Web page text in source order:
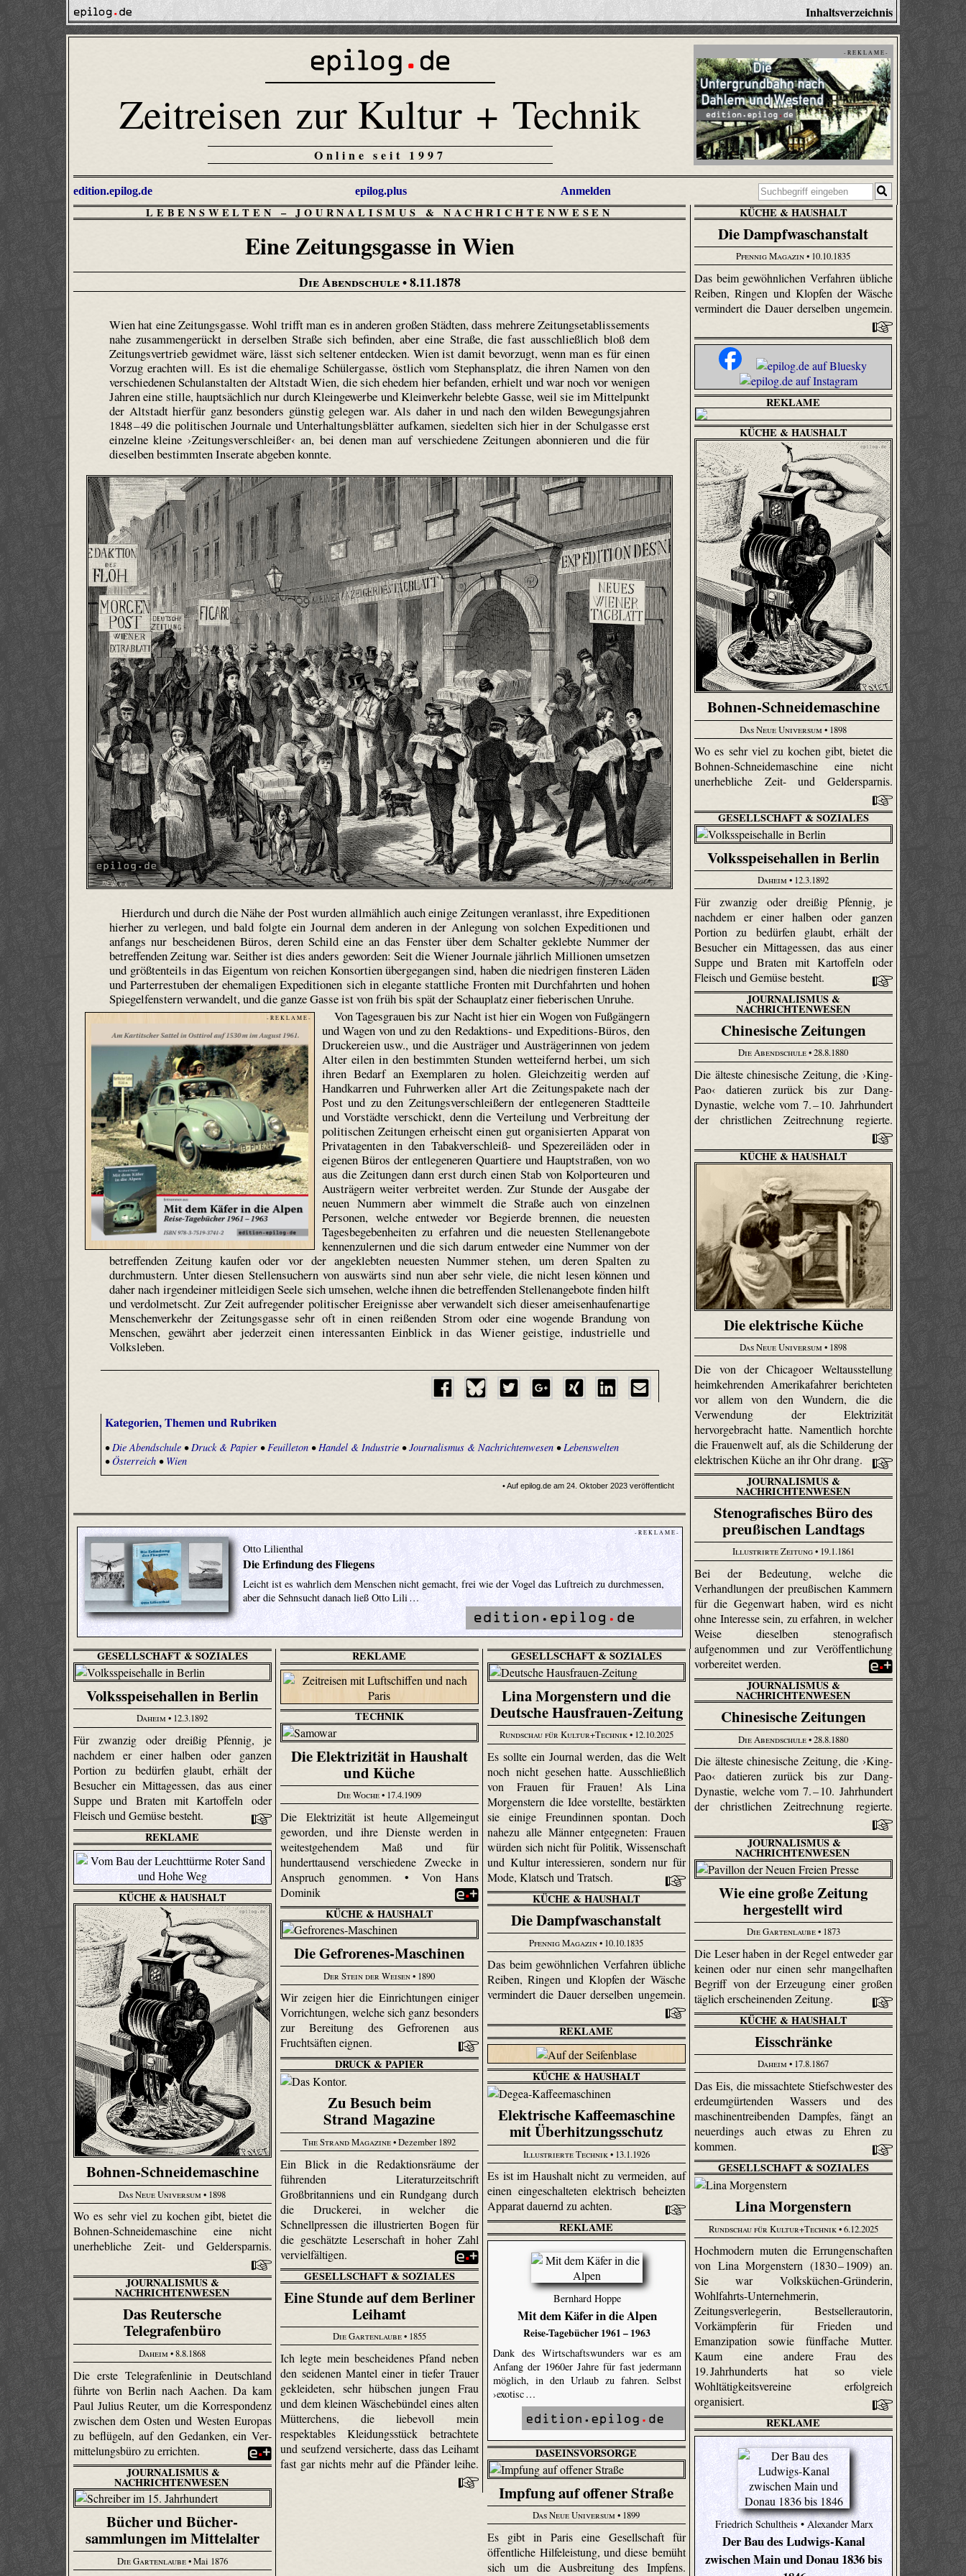
Inhaltsverzeichnis
Zeitreisen zur Kultur + Technik
Online seit 1997
- R E K L A M E -
edition.epilog.de epilog.plus Anmelden
LEBENSWELTEN–JOURNALISMUS & NACHRICHTENWESEN
Eine Zeitungsgasse in Wien
Die Abendschule• 8.11.1878
Wien hat eine Zeitungsgasse. Wohl trifft man es in anderen großen Städten, dass mehrere Zeitungsetablissements
nahe zusammengerückt in derselben Straße sich befinden, aber eine Straße, die fast ausschließlich bloß dem
Zeitungsvertrieb gewidmet wäre, lässt sich seltener entdecken. Wien ist damit bevorzugt, wenn man es für einen
Vorzug erachten will. Es ist die ehemalige Schülergasse, östlich vom Stephansplatz, die ihren Namen von den
verschiedenen Schulanstalten der Altstadt Wien, die sich ehedem hier befanden, erhielt und war noch vor wenigen
Jahren eine stille, hauptsächlich nur durch Kleingewerbe und Kleinverkehr belebte Gasse, weil sie im Mittelpunkt
der Altstadt hierfür ganz besonders günstig gelegen war. Als daher in und nach den wilden Bewegungsjahren
1848 – 49 die politischen Journale und Unterhaltungsblätter aufkamen, siedelten sich hier in der Schulgasse erst
einzelne kleine ›Zeitungsverschleißer‹ an, bei denen man auf verschiedene Zeitungen abonnieren und die für
dieselben bestimmten Inserate abgeben konnte.
Hierdurch und durch die Nähe der Post wurden allmählich auch einige Zeitungen veranlasst, ihre Expeditionen
hierher zu verlegen, und bald folgte ein Journal dem anderen in der Anlegung von solchen Expeditionen und
anfangs nur bescheidenen Büros, deren Schild eine an das Fenster über dem Schalter geklebte Nummer der
betreffenden Zeitung war. Seither ist dies anders geworden: Seit die Wiener Journale jährlich Millionen umsetzen
und größtenteils in das Eigentum von reichen Konsortien übergegangen sind, haben die niedrigen finsteren Läden
und Parterrestuben der ehemaligen Expeditionen sich in elegante stattliche Fronten mit Durchfahrten und hohen
Spiegelfenstern verwandelt, und die ganze Gasse ist von früh bis spät der Schauplatz einer fieberischen Unruhe.
- R E K L A M E -
Von Tagesgrauen bis zur Nacht ist hier ein Wogen von Fußgängern
und Wagen von und zu den Redaktions- und Expeditions-Büros, den
Druckereien usw., und die Austräger und Austrägerinnen von jedem
Alter eilen in den bestimmten Stunden wetteifernd herbei, um sich
ihren Bedarf an Exemplaren zu holen. Gleichzeitig werden auf
Handkarren und Fuhrwerken aller Art die Zeitungspakete nach der
Post und zu den Zeitungsverschleißern der entlegeneren Stadtteile
und Vorstädte verschickt, denn die Verteilung und Verbreitung der
politischen Zeitungen erheischt einen gut organisierten Apparat von
Privatagenten in den Tabakverschleiß- und Spezereiläden oder in
eigenen Büros der entlegeneren Quartiere und Hauptstraßen, von wo
aus die Zeitungen dann erst durch einen Stab von Kolporteuren und
Austrägern weiter verbreitet werden. Zur Stunde der Ausgabe der
neuen Nummern aber wimmelt die Straße auch von einzelnen
Personen, welche entweder vor Begierde brennen, die neuesten
Tagesbegebenheiten zu erfahren und die neuesten Stellenangebote
kennenzulernen und die sich darum entweder eine Nummer von der
betreffenden Zeitung kaufen oder vor der angeklebten neuesten Nummer stehen, um deren Spalten zu
durchmustern. Unter diesen Stellensuchern von auswärts sind nun aber sehr viele, die nicht lesen können und
daher nach irgendeiner mitleidigen Seele sich umsehen, welche ihnen die betreffenden Stellenangebote finden hilft
und verdolmetscht. Zur Zeit aufregender politischer Ereignisse aber verwandelt sich dieser ameisenhaufenartige
Menschenverkehr der Zeitungsgasse sehr oft in einen reißenden Strom oder eine wogende Brandung von
Menschen, gewährt aber jederzeit einen interessanten Einblick in das Wiener geistige, industrielle und
Volksleben.
Kategorien, Themen und Rubriken
•Die Abendschule •Druck & Papier •Feuilleton •Handel & Industrie •Journalismus & Nachrichtenwesen •Lebenswelten
•Österreich • Wien
• Auf epilog.de am 24. Oktober 2023 veröffentlicht
- R E K L A M E -
Otto Lilienthal
Die Erfindung des Fliegens
Leicht ist es wahrlich dem Menschen nicht gemacht, frei wie der Vogel das Luftreich zu durchmessen,
aber die Sehnsucht danach ließ Otto Lili …
KÜCHE & HAUSHALT
Die Dampfwaschanstalt
Pfennig Magazin• 10.10.1835
Das beim gewöhnlichen Verfahren übliche
Reiben, Ringen und Klopfen der Wäsche
vermindert die Dauer derselben ungemein.
REKLAME
KÜCHE & HAUSHALT
Bohnen-Schneidemaschine
Das Neue Universum • 1898
Wo es sehr viel zu kochen gibt, bietet die
Bohnen-Schneidemaschine eine nicht
unerhebliche Zeit- und Geldersparnis.
GESELLSCHAFT & SOZIALES
Volksspeisehallen in Berlin
Daheim• 12.3.1892
Für zwanzig oder dreißig Pfennig, je
nachdem er einer halben oder ganzen
Portion zu bedürfen glaubt, erhält der
Besucher ein Mittagessen, das aus einer
Suppe und Braten mit Kartoffeln oder
Fleisch und Gemüse besteht.
JOURNALISMUS &
NACHRICHTENWESEN
Chinesische Zeitungen
Die Abendschule• 28.8.1880
Die älteste chinesische Zeitung, die ›King-
Pao‹ datieren zurück bis zur Dang-
Dynastie, welche vom 7. – 10. Jahrhundert
der christlichen Zeitrechnung regierte.
KÜCHE & HAUSHALT
Die elektrische Küche
Das Neue Universum • 1898
Die von der Chicagoer Weltausstellung
heimkehrenden Amerikafahrer berichteten
vor allem von den Wundern, die die
Verwendung der Elektrizität
hervorgebracht hatte. Namentlich horchte
die Frauenwelt auf, als die Schilderung der
elektrischen Küche an ihr Ohr drang.
JOURNALISMUS &
NACHRICHTENWESEN
Stenografisches Büro des
preußischen Landtags
Illustrirte Zeitung• 19.1.1861
Bei der Bedeutung, welche die
Verhandlungen der preußischen Kammern
für die Gegenwart haben, wird es nicht
ohne Interesse sein, zu erfahren, in welcher
Weise dieselben stenografisch
aufgenommen und zur Veröffentlichung
vorbereitet werden.
GESELLSCHAFT & SOZIALES
Volksspeisehallen in Berlin
Daheim• 12.3.1892
Für zwanzig oder dreißig Pfennig, je
nachdem er einer halben oder ganzen
Portion zu bedürfen glaubt, erhält der
Besucher ein Mittagessen, das aus einer
Suppe und Braten mit Kartoffeln oder
Fleisch und Gemüse besteht.
REKLAME
TECHNIK
Die Elektrizität in Haushalt
und Küche
Die Woche• 17.4.1909
Die Elektrizität ist heute Allgemeingut
geworden, und ihre Dienste werden in
weitestgehendem Maß und für
hunderttausend verschiedene Zwecke in
Anspruch genommen. • Von Hans
Dominik
GESELLSCHAFT & SOZIALES
Lina Morgenstern und die
Deutsche Hausfrauen-Zeitung
Rundschau für Kultur+Technik• 12.10.2025
Es sollte ein Journal werden, das die Welt
noch nicht gesehen hatte. Ausschließlich
von Frauen für Frauen! Als Lina
Morgenstern die Idee vorstellte, bestärkten
sie einige Freundinnen spontan. Doch
nahezu alle Männer entgegneten: Frauen
würden sich nicht für Politik, Wissenschaft
und Kultur interessieren, sondern nur für
Mode, Klatsch und Tratsch.
JOURNALISMUS &
NACHRICHTENWESEN
Chinesische Zeitungen
Die Abendschule• 28.8.1880
Die älteste chinesische Zeitung, die ›King-
Pao‹ datieren zurück bis zur Dang-
Dynastie, welche vom 7. – 10. Jahrhundert
der christlichen Zeitrechnung regierte.
REKLAME
KÜCHE & HAUSHALT
Bohnen-Schneidemaschine
Das Neue Universum • 1898
Wo es sehr viel zu kochen gibt, bietet die
Bohnen-Schneidemaschine eine nicht
unerhebliche Zeit- und Geldersparnis.
JOURNALISMUS &
NACHRICHTENWESEN
Wie eine große Zeitung
hergestellt wird
Die Gartenlaube• 1873
Die Leser haben in der Regel entweder gar
keinen oder nur einen sehr mangelhaften
Begriff von der Erzeugung einer großen
täglich erscheinenden Zeitung.
KÜCHE & HAUSHALT
Die Dampfwaschanstalt
Pfennig Magazin• 10.10.1835
Das beim gewöhnlichen Verfahren übliche
Reiben, Ringen und Klopfen der Wäsche
vermindert die Dauer derselben ungemein.
KÜCHE & HAUSHALT
Die Gefrorenes-Maschinen
Der Stein der Weisen• 1890
Wir zeigen hier die Einrichtungen einiger
Vorrichtungen, welche sich ganz besonders
zur Bereitung des Gefrorenen aus
Fruchtsäften eignen.
KÜCHE & HAUSHALT
Eisschränke
Daheim• 17.8.1867
Das Eis, die missachtete Stiefschwester des
erdeum­gürtenden Wassers und des
maschinen­treibenden Dampfes, fängt an
neuerdings auch etwas zu Ehren zu
kommen.
REKLAME
KÜCHE & HAUSHALT
Elektrische Kaffeemaschine
mit Überhitzungsschutz
Illustrierte Technik• 13.1.1926
Es ist im Haushalt nicht zu vermeiden, auf
einen eingeschalteten elektrisch beheizten
Apparat dauernd zu achten.
DRUCK & PAPIER
Zu Besuch beim
Strand Magazine
The Strand Magazine• Dezember 1892
Ein Blick in die Redaktionsräume der
führenden Literaturzeitschrift
Großbritanniens und ein Rundgang durch
die Druckerei, in welcher die
Schnellpressen die illustrierten Bogen für
die geschätzte Leserschaft in hoher Zahl
vervielfältigen.
GESELLSCHAFT & SOZIALES
Lina Morgenstern
Rundschau für Kultur+Technik• 6.12.2025
Hochmodern muten die Errungenschaften
von Lina Morgenstern (1830 – 1909) an.
Sie war Volks­küchen-Gründerin,
Wohlfahrts-Unter­nehmerin,
Zeitungsverlegerin, Bestsellerautorin,
Vorkämpferin für Frieden und
Emanzipation sowie fünffache Mutter.
Kaum eine andere Frau des
19. Jahrhunderts hat so viele
Wohltätigkeitsvereine erfolgreich
organisiert.
REKLAME
Bernhard Hoppe
Mit dem Käfer in die Alpen
Reise-Tagebücher 1961 – 1963
Dank des Wirtschaftswunders war es am
Anfang der 1960er Jahre für fast jedermann
möglich, in den Urlaub zu fahren. Selbst
›exotisc …
DASEINSVORSORGE
Impfung auf offener Straße
Das Neue Universum• 1899
Es gibt in Paris eine Gesellschaft für
öffentliche Hilfeleistung, und diese bemüht
sich um die Ausbreitung des Impfens.
GESELLSCHAFT & SOZIALES
Eine Stunde auf dem Berliner
Leihamt
Die Gartenlaube• 1855
Ich legte mein bescheidenes Pfand neben
den seidenen Mantel einer in tiefer Trauer
gekleideten, sehr hübschen jungen Frau
und dem kleinen Wäschebündel eines alten
Mütterchens, die liebevoll mein
respektables Kleidungsstück betrachtete
und seufzend versicherte, dass das Leihamt
fast gar nichts mehr auf die Pfänder leihe.
JOURNALISMUS &
NACHRICHTENWESEN
Das Reutersche
Telegrafenbüro
Daheim • 8.8.1868
Die erste Telegrafenlinie in Deutschland
führte von Berlin nach Aachen. Da kam
Paul Julius Reuter, um die Korrespondenz
zwischen dem Osten und Westen Europas
zu beflügeln, auf den Gedanken, ein Ver­
mittelungs­büro zu errichten.
REKLAME
Friedrich Schultheis • Alexander Marx
Der Bau des Ludwigs-Kanal
zwischen Main und Donau 1836 bis
JOURNALISMUS &
NACHRICHTENWESEN
Bücher und Bücher­
sammlungen im Mittelalter
Die Gartenlaube• Mai 1876